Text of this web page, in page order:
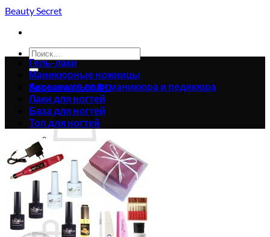
Skip
content
Beauty Secret
Искать:
Корзина /0.00₴0
Корзина пуста.
Вернуться в магазин
0
Корзина
Гель-лаки
Маникюрные ножницы
Аксессуары для маникюра и педикюра
Лаки для ногтей
База для ногтей
Топ для ногтей